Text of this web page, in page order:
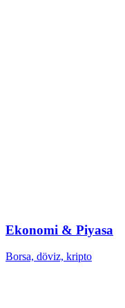
Ekonomi & Piyasa
Borsa, döviz, kripto